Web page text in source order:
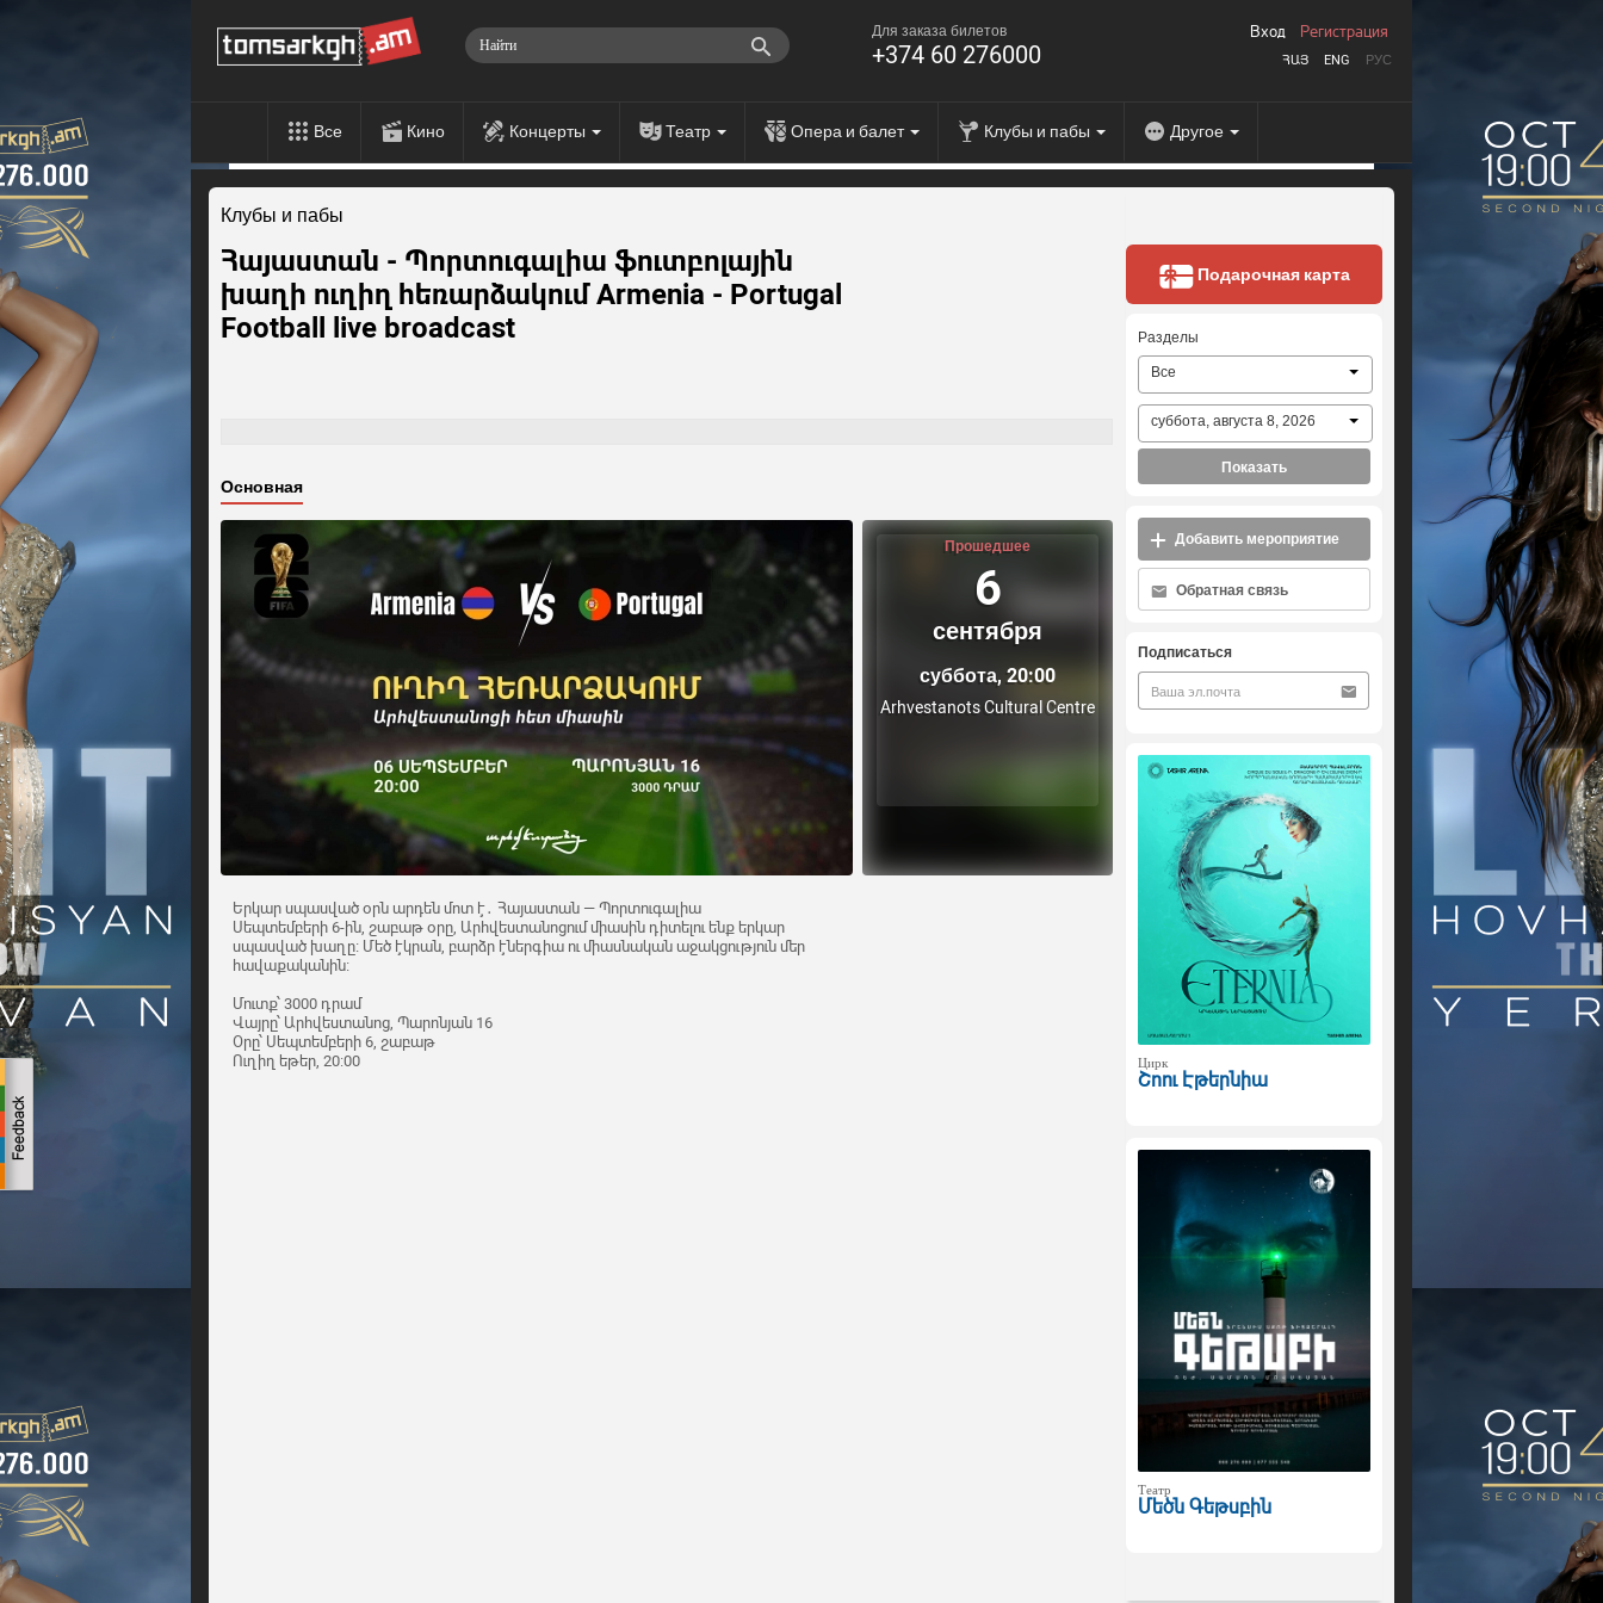
Для заказа билетов
+374 60 276000 ՀԱՅ ENG РУС
Вход Регистрация
Все Кино Концерты Театр Опера и балет Клубы и пабы Другое
Клубы и пабы
Հայաստան - Պորտուգալիա ֆուտբոլային
խաղի ուղիղ հեռարձակում Armenia - Portugal
Football live broadcast
Основная
Прошедшее
6
сентября
суббота, 20:00
Arhvestanots Cultural Centre
Երկար սպասված օրն արդեն մոտ է․ Հայաստան — Պորտուգալիա
Սեպտեմբերի 6-ին, շաբաթ օրը, Արհվեստանոցում միասին դիտելու ենք երկար
սպասված խաղը։ Մեծ էկրան, բարձր էներգիա ու միասնական աջակցություն մեր
հավաքականին։
Մուտք՝ 3000 դրամ
Վայրը՝ Արհվեստանոց, Պարոնյան 16
Օրը՝ Սեպտեմբերի 6, շաբաթ
Ուղիղ եթեր, 20:00
Подарочная карта
Разделы
Все
суббота, августа 8, 2026
Показать
Добавить мероприятие
Обратная связь
Подписаться
Цирк
Շոու Էթերնիա
Театр
Մեծն Գեթսբին